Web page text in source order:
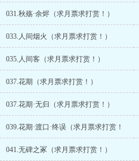
031.秋殇·余烬（求月票求打赏！）
033.人间烟火（求月票求打赏！）
035.人间客（求月票求打赏！）
037.花期（求月票求打赏！）
037.花期·无归（求月票求打赏！）
039.花期·渡口·终误（求月票求打赏！
041.无碑之冢（求月票求打赏！）